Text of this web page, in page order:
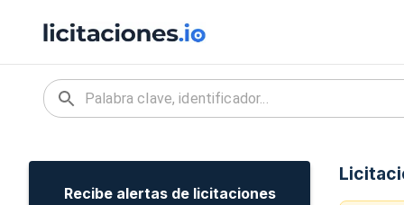
Recibe alertas de licitaciones